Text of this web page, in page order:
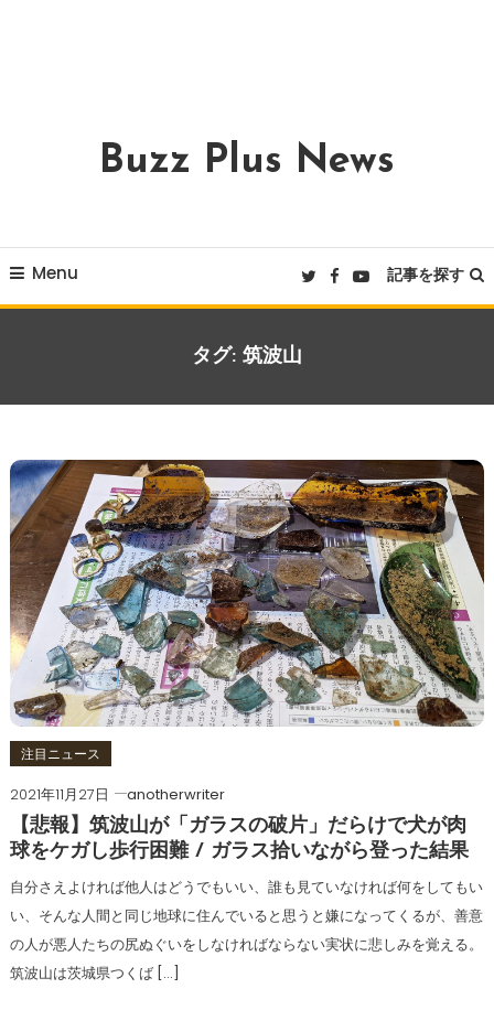
Buzz Plus News
Menu 記事を探す
タグ: 筑波山
注目ニュース
2021年11月27日
anotherwriter
【悲報】筑波山が「ガラスの破片」だらけで犬が肉
球をケガし歩行困難 / ガラス拾いながら登った結果
自分さえよければ他人はどうでもいい、誰も見ていなければ何をしてもい
い、そんな人間と同じ地球に住んでいると思うと嫌になってくるが、善意
の人が悪人たちの尻ぬぐいをしなければならない実状に悲しみを覚える。
筑波山は茨城県つくば […]